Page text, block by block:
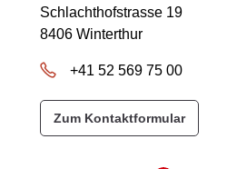
Schlachthofstrasse 19
8406 Winterthur
+41 52 569 75 00
Zum Kontaktformular